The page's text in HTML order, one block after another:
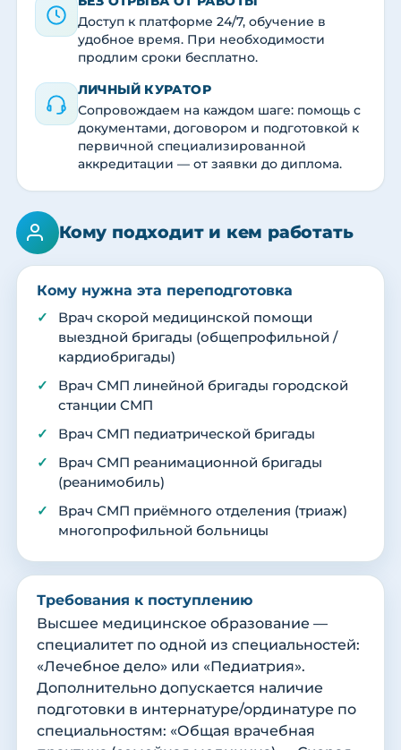
Доступ к платформе 24/7, обучение в
удобное время. При необходимости
продлим сроки бесплатно.
ЛИЧНЫЙ КУРАТОР
Сопровождаем на каждом шаге: помощь с
документами, договором и подготовкой к
первичной специализированной
аккредитации — от заявки до диплома.
Кому подходит и кем работать
Кому нужна эта переподготовка
Врач скорой медицинской помощи
выездной бригады (общепрофильной /
кардиобригады)
Врач СМП линейной бригады городской
станции СМП
Врач СМП педиатрической бригады
Врач СМП реанимационной бригады
(реанимобиль)
Врач СМП приёмного отделения (триаж)
многопрофильной больницы
Требования к поступлению
Высшее медицинское образование —
специалитет по одной из специальностей:
«Лечебное дело» или «Педиатрия».
Дополнительно допускается наличие
подготовки в интернатуре/ординатуре по
специальностям: «Общая врачебная